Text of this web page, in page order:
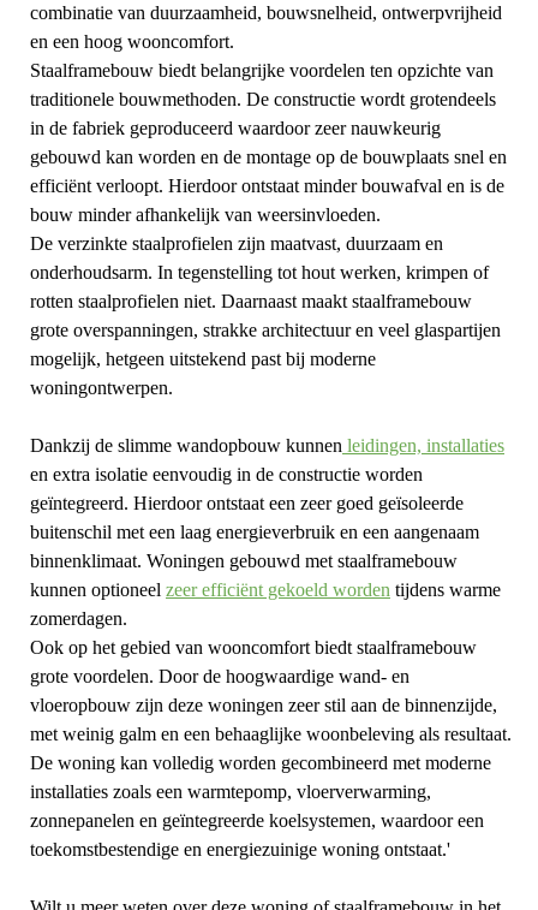
combinatie van duurzaamheid, bouwsnelheid, ontwerpvrijheid
en een hoog wooncomfort.
Staalframebouw biedt belangrijke voordelen ten opzichte van
traditionele bouwmethoden. De constructie wordt grotendeels
in de fabriek geproduceerd waardoor zeer nauwkeurig
gebouwd kan worden en de montage op de bouwplaats snel en
efficiënt verloopt. Hierdoor ontstaat minder bouwafval en is de
bouw minder afhankelijk van weersinvloeden.
De verzinkte staalprofielen zijn maatvast, duurzaam en
onderhoudsarm. In tegenstelling tot hout werken, krimpen of
rotten staalprofielen niet. Daarnaast maakt staalframebouw
grote overspanningen, strakke architectuur en veel glaspartijen
mogelijk, hetgeen uitstekend past bij moderne
woningontwerpen.
Dankzij de slimme wandopbouw kunnen leidingen, installaties
en extra isolatie eenvoudig in de constructie worden
geïntegreerd. Hierdoor ontstaat een zeer goed geïsoleerde
buitenschil met een laag energieverbruik en een aangenaam
binnenklimaat. Woningen gebouwd met staalframebouw
kunnen optioneel zeer efficiënt gekoeld worden tijdens warme
zomerdagen.
Ook op het gebied van wooncomfort biedt staalframebouw
grote voordelen. Door de hoogwaardige wand- en
vloeropbouw zijn deze woningen zeer stil aan de binnenzijde,
met weinig galm en een behaaglijke woonbeleving als resultaat.
De woning kan volledig worden gecombineerd met moderne
installaties zoals een warmtepomp, vloerverwarming,
zonnepanelen en geïntegreerde koelsystemen, waardoor een
toekomstbestendige en energiezuinige woning ontstaat.'